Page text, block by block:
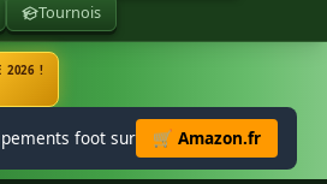
Tournois
2026 !
foot sur 🛒 Amazon.fr